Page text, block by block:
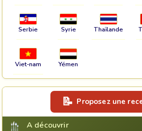
Serbie Syrie Thaïlande
Viet-nam Yémen
Proposez une
A découvrir